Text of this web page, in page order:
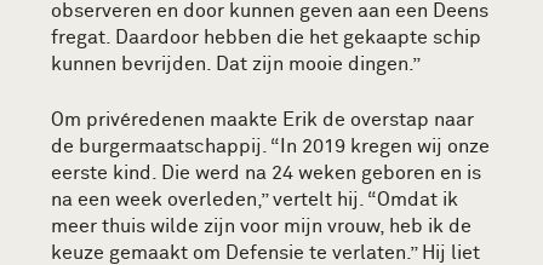
observeren en door kunnen geven aan een Deens
fregat. Daardoor hebben die het gekaapte schip
kunnen bevrijden. Dat zijn mooie dingen.”
Om privéredenen maakte Erik de overstap naar
de burgermaatschappij. “In 2019 kregen wij onze
eerste kind. Die werd na 24 weken geboren en is
na een week overleden,” vertelt hij. “Omdat ik
meer thuis wilde zijn voor mijn vrouw, heb ik de
keuze gemaakt om Defensie te verlaten.” Hij liet